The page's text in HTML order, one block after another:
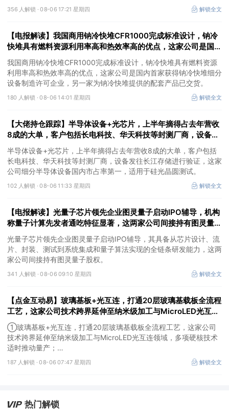
工智能与脑机工程研究院。
356 人解锁 ·08-06 17:21 星期四 解锁全文
【电报解读】我国商用钠冷快堆CFR1000完成标准设计，钠冷
快堆具有燃料资源利用率高和热效率高的优点，这家公司是国内
首家获得钠冷快堆细分设备制造许可企业
我国商用钠冷快堆CFR1000完成标准设计，钠冷快堆具有燃料资源
利用率高和热效率高的优点，这家公司是国内首家获得钠冷快堆细分
设备制造许可企业，另一家为钠冷快堆提供的配套产品已交货。
180 人解锁 ·08-06 14:01 星期四 解锁全文
【大佬持仓跟踪】半导体设备+光芯片，上半年摘得占去年营收
8成的大单，客户包括长电科技、华天科技等封测厂商，设备发
往长江存储进行验证，这家公司细分设备国内市占率第一
半导体设备+光芯片，上半年摘得占去年营收8成的大单，客户包括
长电科技、华天科技等封测厂商，设备发往长江存储进行验证，这家
公司细分半导体设备国内市占率第一，适用于硅光晶圆测试。
102 人解锁 ·08-06 11:33 星期四 解锁全文
【电报解读】光量子芯片领先企业图灵量子启动IPO辅导，机构
称量子计算先发者通吃特征显著，这两家公司间接持有图灵量子
股权
光量子芯片领先企业图灵量子启动IPO辅导，其具备从芯片设计、流
片、封装、测试到系统集成和量子算法实现的全链条研发能力，这两
家公司间接持有图灵量子股权。
341 人解锁 ·08-06 09:10 星期四 解锁全文
【点金互动易】玻璃基板+光互连，打通20层玻璃基载板全流程
工艺，这家公司技术跨界延伸至纳米级加工与MicroLED光互连
领域，多项硬核技术适时推动量产
①玻璃基板+光互连，打通20层玻璃基载板全流程工艺，这家公司
技术跨界延伸至纳米级加工与MicroLED光互连领域，多项硬核技术
适时推动量产；
②先进封装+CPO，基于自有Chiplet技术推出先进封装平台，2.5D
封装产品已完成通线并送样验证，这家公司积极开展CPO光电共封
187 人解锁 ·08-06 07:47 星期四 解锁全文
热门解锁